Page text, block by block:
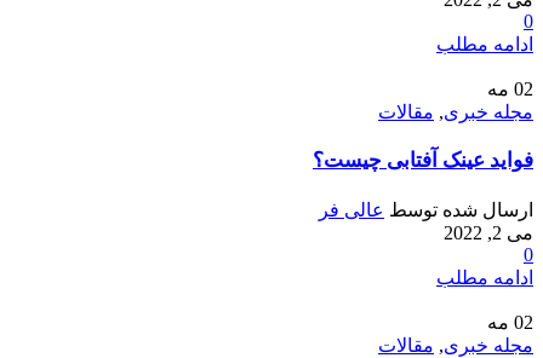
0
ادامه مطلب
02 مه
مجله خبری, مقالات
فواید عینک آفتابی چیست؟
ارسال شده توسط عالی فر
می 2, 2022
0
ادامه مطلب
02 مه
مجله خبری, مقالات